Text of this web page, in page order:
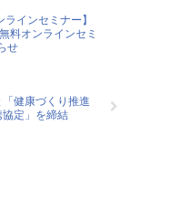
ラインセミナー】
料オンラインセミ
せ
健康づくり推進
定」を締結